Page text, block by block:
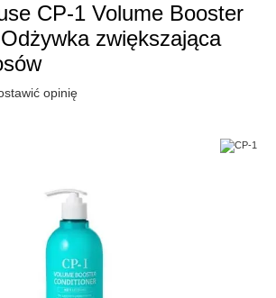
CP-1 Volume Booster
zwiększająca
opinię